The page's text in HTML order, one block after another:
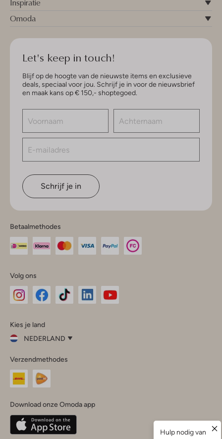
Inspiratie
Omoda
Let's keep in touch!
Blijf op de hoogte van de nieuwste items en exclusieve
deals, speciaal voor jou. Schrijf je in voor de nieuwsbrief
en maak kans op € 150,- shoptegoed.
Schrijf je in
Betaalmethodes
Volg ons
InstagramFacebook
Kies je land
NEDERLAND
je
land
Nederland
Belgique(Français)
Deutschland
Verzendmethodes
Download onze Omoda app